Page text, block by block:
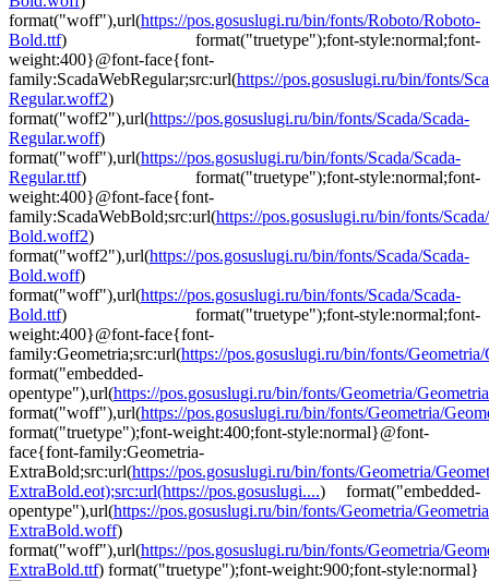
format("woff"),url(https://pos.gosuslugi.ru/bin/fonts/Roboto/Roboto-
Bold.ttf) format("truetype");font-style:normal;font-
weight:400}@font-face{font-
family:ScadaWebRegular;src:url(https://pos.gosuslugi.ru/bin/fonts/
Regular.woff2)
format("woff2"),url(https://pos.gosuslugi.ru/bin/fonts/Scada/Scada-
Regular.woff)
format("woff"),url(https://pos.gosuslugi.ru/bin/fonts/Scada/Scada-
Regular.ttf) format("truetype");font-style:normal;font-
weight:400}@font-face{font-
family:ScadaWebBold;src:url(https://pos.gosuslugi.ru/bin/fonts/
Bold.woff2)
format("woff2"),url(https://pos.gosuslugi.ru/bin/fonts/Scada/Scada-
Bold.woff)
format("woff"),url(https://pos.gosuslugi.ru/bin/fonts/Scada/Scada-
Bold.ttf) format("truetype");font-style:normal;font-
weight:400}@font-face{font-
family:Geometria;src:url(https://pos.gosuslugi.ru/bin/fonts/
format("embedded-
opentype"),url(https://pos.gosuslugi.ru/bin/fonts/Geometria/
format("woff"),url(https://pos.gosuslugi.ru/bin/fonts/Geometria/
format("truetype");font-weight:400;font-style:normal}@font-
face{font-family:Geometria-
ExtraBold;src:url(https://pos.gosuslugi.ru/bin/fonts/Geometria/
ExtraBold.eot);src:url(https://pos.gosuslugi....) format("embedded-
opentype"),url(https://pos.gosuslugi.ru/bin/fonts/Geometria/
ExtraBold.woff)
format("woff"),url(https://pos.gosuslugi.ru/bin/fonts/Geometria/
ExtraBold.ttf) format("truetype");font-weight:900;font-style:normal}